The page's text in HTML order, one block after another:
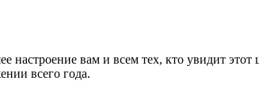
вам и всем тех, кто увидит
всего года.